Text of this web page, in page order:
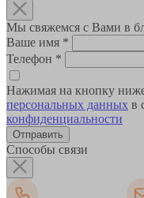
Мы свяжемся с Вами в
Ваше имя *
Телефон *
Нажимая на кнопку
персональных данных в
конфиденциальности
Способы связи